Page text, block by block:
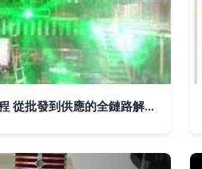
專業舞臺燈光音響工程 從批發到供應的全鏈路解決方案